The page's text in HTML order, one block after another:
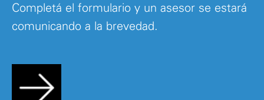
Completá el formulario y un asesor se estará
comunicando a la brevedad.